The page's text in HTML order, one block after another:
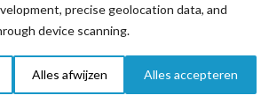
precise geolocation data, and
device scanning.
Alles afwijzen Alles accepteren